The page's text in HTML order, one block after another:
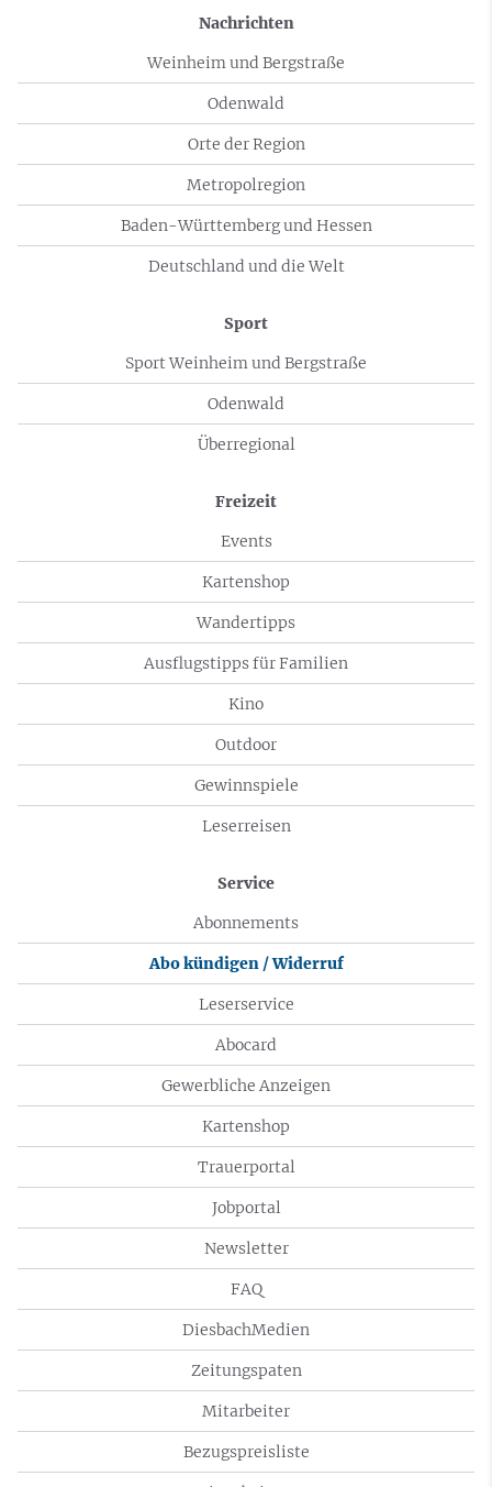
Nachrichten
Weinheim und Bergstraße
Odenwald
Orte der Region
Metropolregion
Baden-Württemberg und Hessen
Deutschland und die Welt
Sport
Sport Weinheim und Bergstraße
Odenwald
Überregional
Freizeit
Events
Kartenshop
Wandertipps
Ausflugstipps für Familien
Kino
Outdoor
Gewinnspiele
Leserreisen
Service
Abonnements
Abo kündigen / Widerruf
Leserservice
Abocard
Gewerbliche Anzeigen
Kartenshop
Trauerportal
Jobportal
Newsletter
FAQ
DiesbachMedien
Zeitungspaten
Mitarbeiter
Bezugspreisliste